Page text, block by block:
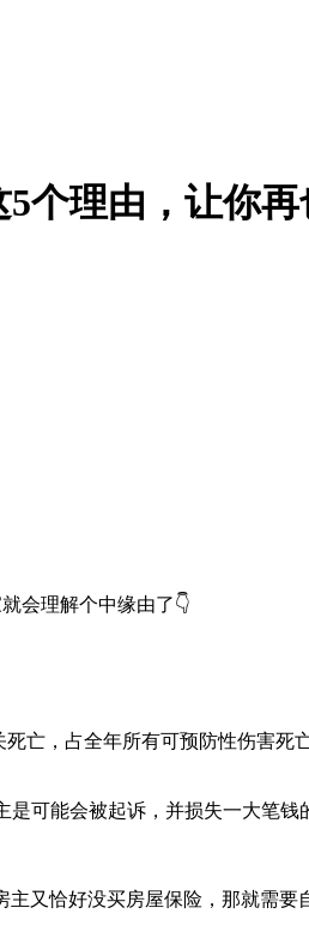
个理由，让你
会理解个中缘由了👇
亡，占全年所有可预防性伤害死
可能会被起诉，并损失一大笔钱
又恰好没买房屋保险，那就需要